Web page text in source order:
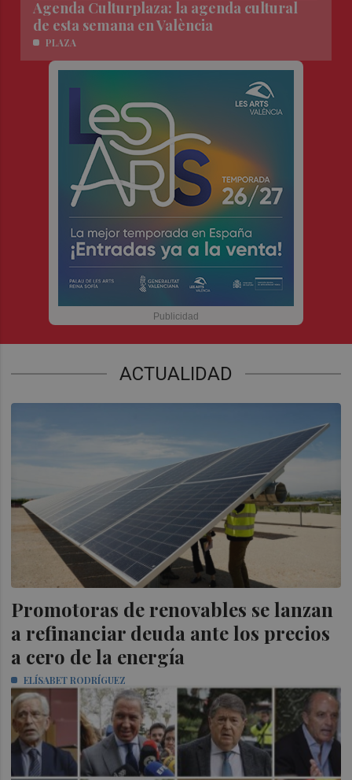
Agenda Culturplaza: la agenda cultural
de esta semana en València
PLAZA
ACTUALIDAD
Promotoras de renovables se lanzan
a refinanciar deuda ante los precios
a cero de la energía
ELÍSABET RODRÍGUEZ